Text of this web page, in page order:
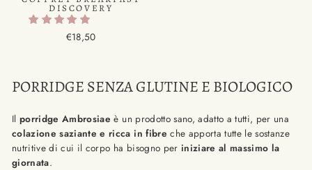
DISCOVERY
€18,50
PORRIDGE SENZA GLUTINE E BIOLOGICO
Ilporridge Ambrosiae è un prodotto sano, adatto a tutti, per una
colazione saziante e ricca in fibre che apporta tutte le sostanze
nutritive di cui il corpo ha bisogno per iniziare al massimo la
giornata.